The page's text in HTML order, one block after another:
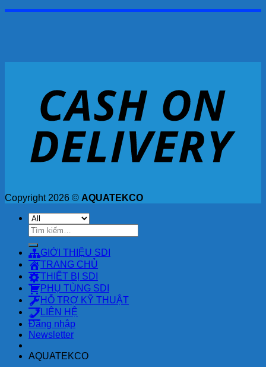
Copyright 2026 © AQUATEKCO
Tìm
kiếm:
GIỚI THIỆU SDI
TRANG CHỦ
THIẾT BỊ SDI
PHỤ TÙNG SDI
HỖ TRỢ KỸ THUẬT
LIÊN HỆ
Đăng nhập
Newsletter
AQUATEKCO